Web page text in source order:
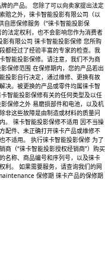
的产品。 您除了可以向卖家提出法定
赔之外，徕卡智能投影有限公司（以
自愿保修服务（“徕卡智能投影保
法定权利，也不会影响您作为消费者
有限公司 徕卡智能投影保修 您所购
都经过了经验丰富的专家的检查。我
智能投影保修。请注意，我们不为商
保修范围 在保修期内，您的产品若出
投影自行决定，通过维修、更换有故
决。被更换的产品或零件均属徕卡智
智能投影保修有关的任何类型及以任
保修之外 易磨损部件和电池，以及机
非这些故障是由制造或材料的质量问
。 徕卡智能投影保修不适用 因不当操
配件、未正确打开徕卡产品或维修不
不适用。 执行徕卡智能投影保修 为了
商（“徕卡智能投影授权经销商”）购买
名称、商品编号和序列号，以及徕卡
利。 如果需要服务，请查询我们的网
保修期 徕卡产品的保修期